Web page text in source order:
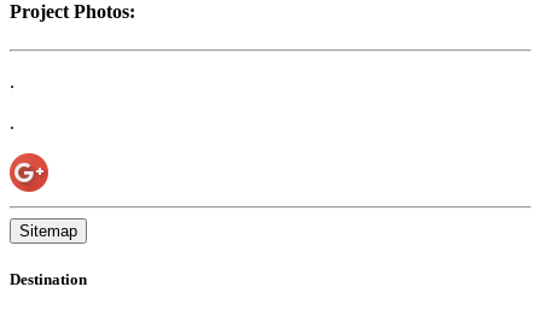
Project Photos:
.
.
Sitemap
Destination